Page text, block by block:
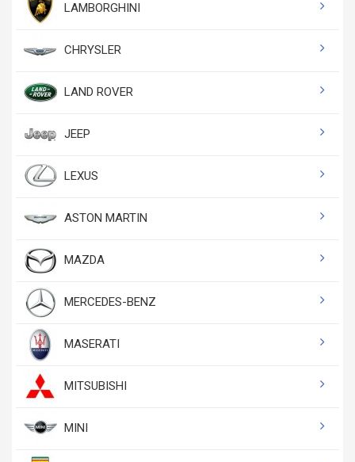
LAMBORGHINI
CHRYSLER
LAND ROVER
JEEP
LEXUS
ASTON MARTIN
MAZDA
MERCEDES-BENZ
MASERATI
MITSUBISHI
MINI